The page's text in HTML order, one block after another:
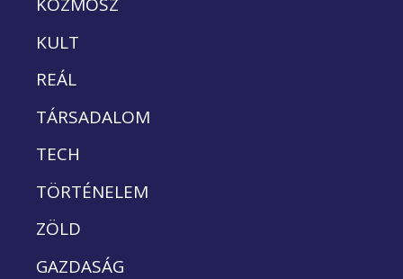
KOZMOSZ
KULT
REÁL
TÁRSADALOM
TECH
TÖRTÉNELEM
ZÖLD
GAZDASÁG